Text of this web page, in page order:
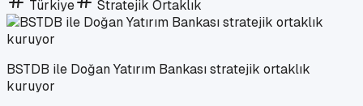
Türkiye Stratejik Ortaklık
BSTDB ile Doğan Yatırım Bankası stratejik ortaklık
kuruyor